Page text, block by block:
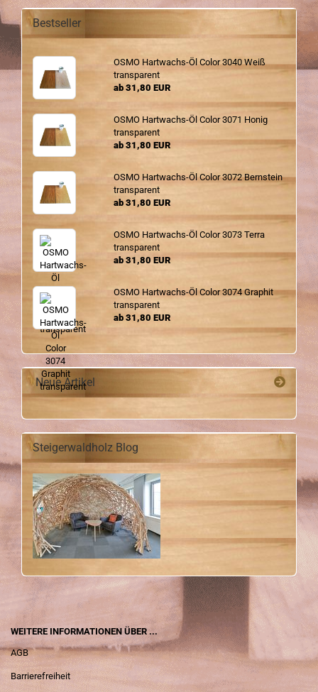
Bestseller
OSMO Hartwachs-​Öl Color 3040 Weiß
trans­pa­rent
ab 31,80 EUR
OSMO Hartwachs-​Öl Color 3071 Honig
trans­pa­rent
ab 31,80 EUR
OSMO Hartwachs-​Öl Color 3072 Bern­stein
trans­pa­rent
ab 31,80 EUR
OSMO Hartwachs-​Öl Color 3073 Terra
trans­pa­rent
ab 31,80 EUR
OSMO Hartwachs-​Öl Color 3074 Gra­phit
trans­pa­rent
ab 31,80 EUR
Neue Artikel
Steigerwaldholz Blog
WEITERE INFORMATIONEN ÜBER ...
AGB
Barrierefreiheit